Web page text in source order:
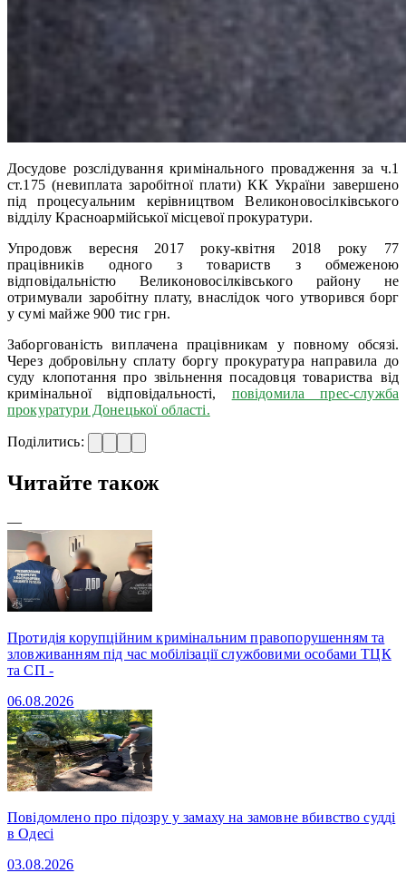
Досудове розслідування кримінального провадження за ч.1
ст.175 (невиплата заробітної плати) КК України завершено
під процесуальним керівництвом Великоновосілківського
відділу Красноармійської місцевої прокуратури.
Упродовж вересня 2017 року-квітня 2018 року 77
працівників одного з товариств з обмеженою
відповідальністю Великоновосілківського району не
отримували заробітну плату, внаслідок чого утворився борг
у сумі майже 900 тис грн.
Заборгованість виплачена працівникам у повному обсязі.
Через добровільну сплату боргу прокуратура направила до
суду клопотання про звільнення посадовця товариства від
кримінальної відповідальності, повідомила прес-служба
прокуратури Донецької області.
Поділитись:
Читайте також
—
Протидія корупційним кримінальним правопорушенням та
зловживанням під час мобілізації службовими особами ТЦК
та СП -
06.08.2026
Повідомлено про підозру у замаху на замовне вбивство судді
в Одесі
03.08.2026